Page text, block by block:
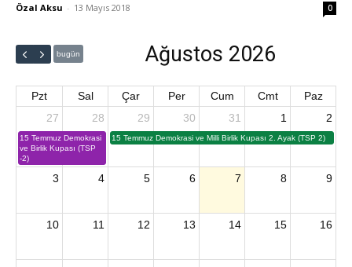
Özal Aksu - 13 Mayıs 2018 0
bugün Ağustos 2026
Pzt Sal Çar Per Cum Cmt
Paz
27
15 Temmuz Demokrasi
ve Birlik Kupası (TSP
-2)
28 29
15 Temmuz Demokrasi ve Milli Birlik Kupası 2. Ayak (TSP 2)
30 31 1 2
3 4 5 6 7 8 9
10 11 12 13 14 15 16